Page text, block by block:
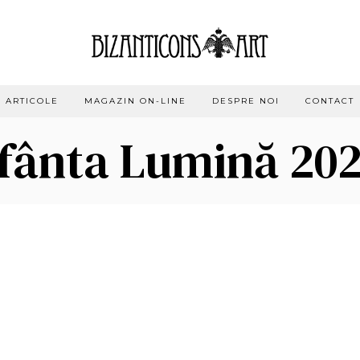
ARTICOLE MAGAZIN ON-LINE DESPRE NOI CONTACT
Lumină